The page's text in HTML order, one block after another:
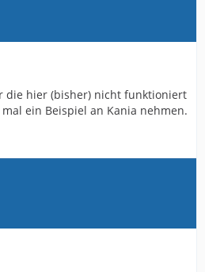
die hier (bisher) nicht funktioniert
ein Beispiel an Kania nehmen.